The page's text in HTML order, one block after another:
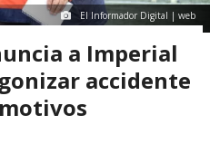
El Informador Digital | web
a Imperial
accidente